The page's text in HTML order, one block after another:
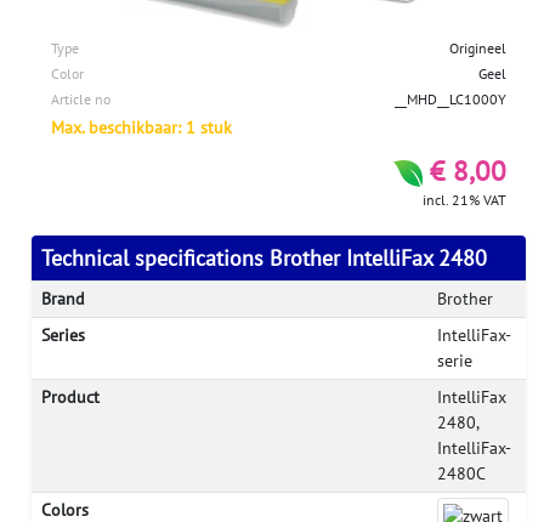
Type
Origineel
Color
Geel
Article no
__MHD__LC1000Y
Max. beschikbaar: 1 stuk
€ 8,00
incl. 21% VAT
Technical specifications Brother IntelliFax 2480
Brand
Brother
Series
IntelliFax-
serie
Product
IntelliFax
2480,
IntelliFax-
2480C
Colors